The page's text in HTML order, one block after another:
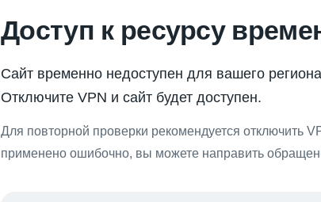
Доступ к ресурсу
Сайт временно недоступен для вашего
Отключите VPN и сайт будет доступен.
Для повторной проверки рекомендуется отключить
применено ошибочно, вы можете направить